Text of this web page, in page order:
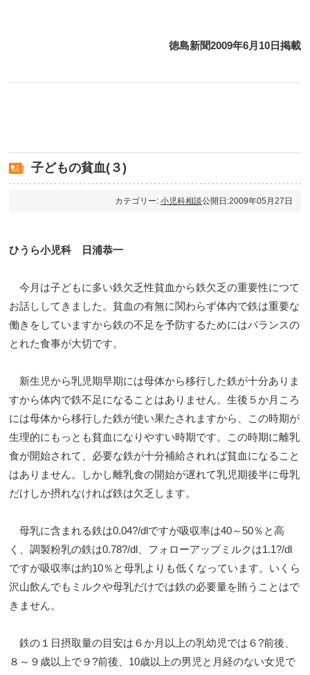
徳島新聞2009年6月10日掲載
子どもの貧血(３)
カテゴリー: 小児科相談公開日:2009年05月27日
ひうら小児科 日浦恭一
今月は子どもに多い鉄欠乏性貧血から鉄欠乏の重要性につて
お話ししてきました。貧血の有無に関わらず体内で鉄は重要な
働きをしていますから鉄の不足を予防するためにはバランスの
とれた食事が大切です。
新生児から乳児期早期には母体から移行した鉄が十分ありま
すから体内で鉄不足になることはありません。生後５か月ころ
には母体から移行した鉄が使い果たされますから、この時期が
生理的にもっとも貧血になりやすい時期です。この時期に離乳
食が開始されて、必要な鉄が十分補給されれば貧血になること
はありません。しかし離乳食の開始が遅れて乳児期後半に母乳
だけしか摂れなければ鉄は欠乏します。
母乳に含まれる鉄は0.04?/dlですが吸収率は40～50％と高
く、調製粉乳の鉄は0.78?/dl、フォローアップミルクは1.1?/dl
ですが吸収率は約10％と母乳よりも低くなっています。いくら
沢山飲んでもミルクや母乳だけでは鉄の必要量を賄うことはで
きません。
鉄の１日摂取量の目安は６か月以上の乳幼児では６?前後、
８～９歳以上で９?前後、10歳以上の男児と月経のない女児で